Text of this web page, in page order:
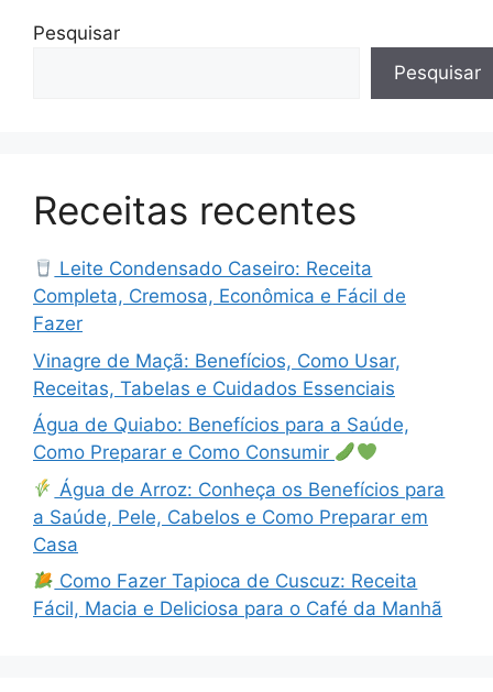
Pesquisar
Pesquisar
Receitas recentes
Leite Condensado Caseiro: Receita
Completa, Cremosa, Econômica e Fácil de
Fazer
Vinagre de Maçã: Benefícios, Como Usar,
Receitas, Tabelas e Cuidados Essenciais
Água de Quiabo: Benefícios para a Saúde,
Como Preparar e Como Consumir
Água de Arroz: Conheça os Benefícios para
a Saúde, Pele, Cabelos e Como Preparar em
Casa
Como Fazer Tapioca de Cuscuz: Receita
Fácil, Macia e Deliciosa para o Café da Manhã